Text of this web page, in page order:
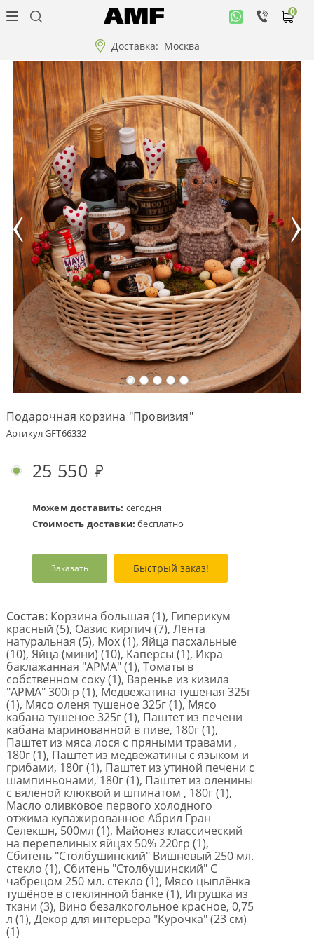
Доставка: Москва
0
кабинет
Музыкальная
коллекция
Цветы
Композиции
"ВАУ"!!!
Коллекции!!!
Розы
Подарки
Оплата
заказа
Условия
Бонусная
программа
Корпоративным
клиентам
связь
language
Подарочная корзина "Провизия"
Артикул GFT66332
25 550
Можем доставить: сегодня
Стоимость доставки: бесплатно
Заказать Быстрый заказ!
Состав: Корзина большая (1), Гиперикум
красный (5), Оазис кирпич (7), Лента
натуральная (5), Мох (1), Яйца пасхальные
(10), Яйца (мини) (10), Каперсы (1), Икра
баклажанная "АРМА" (1), Томаты в
собственном соку (1), Варенье из кизила
"АРМА" 300гр (1), Медвежатина тушеная 325г
(1), Мясо оленя тушеное 325г (1), Мясо
кабана тушеное 325г (1), Паштет из печени
кабана маринованной в пиве, 180г (1),
Паштет из мяса лося с пряными травами ,
180г (1), Паштет из медвежатины с языком и
грибами, 180г (1), Паштет из утиной печени с
шампиньонами, 180г (1), Паштет из оленины
с вяленой клюквой и шпинатом , 180г (1),
Масло оливковое первого холодного
отжима купажированное Абрил Гран
Селекшн, 500мл (1), Майонез классический
на перепелиных яйцах 50% 220гр (1),
Сбитень "Столбушинский" Вишневый 250 мл.
стекло (1), Сбитень "Столбушинский" С
чабрецом 250 мл. стекло (1), Мясо цыплёнка
тушёное в стеклянной банке (1), Игрушка из
ткани (3), Вино безалкогольное красное, 0,75
л (1), Декор для интерьера "Курочка" (23 см)
(1)